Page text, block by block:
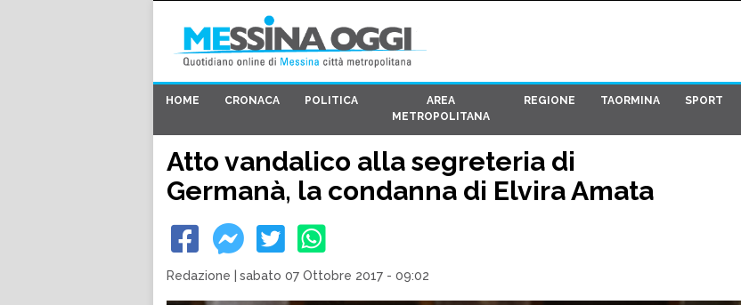
HOME CRONACA POLITICA
AREA
METROPOLITANA
REGIONE TAORMINA SPORT
Atto vandalico alla segreteria di
Germanà, la condanna di Elvira Amata
Redazione sabato 07 Ottobre 2017 - 09:02